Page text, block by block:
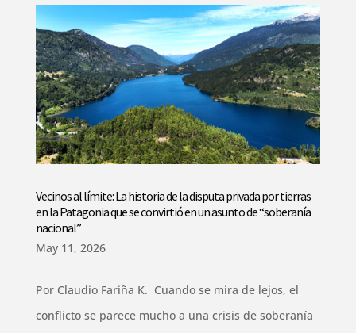
Vecinos al límite: La historia de la disputa privada por tierras
en la Patagonia que se convirtió en un asunto de “soberanía
nacional”
May 11, 2026
Por Claudio Fariña K. Cuando se mira de lejos, el
conflicto se parece mucho a una crisis de soberanía